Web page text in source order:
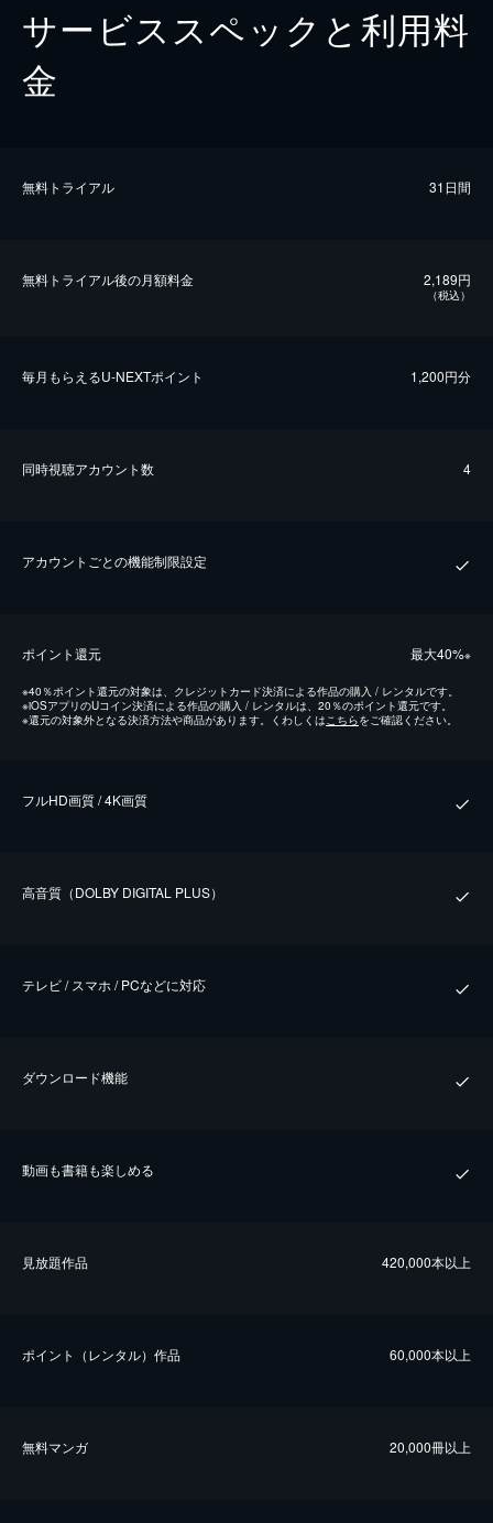
サービススペックと利用料
金
無料トライアル 31日間
無料トライアル後の⽉額料金 2,189円
（税込）
毎⽉もらえるU-NEXTポイント 1,200円分
同時視聴アカウント数 4
アカウントごとの機能制限設定
ポイント還元 最⼤40%※
※40％ポイント還元の対象は、クレジットカード決済による作品の購入 / レンタルです。
※iOSアプリのUコイン決済による作品の購入 / レンタルは、20％のポイント還元です。
※還元の対象外となる決済方法や商品があります。くわしくは こちらをご確認ください。
フルHD画質 / 4K画質
⾼⾳質（DOLBY DIGITAL PLUS）
テレビ / スマホ / PCなどに対応
ダウンロード機能
動画も書籍も楽しめる
⾒放題作品 420,000本以上
ポイント（レンタル）作品 60,000本以上
無料マンガ 20,000冊以上